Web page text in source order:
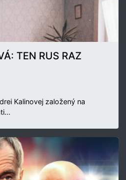
TEN RUS RAZ
Kalinovej založený na